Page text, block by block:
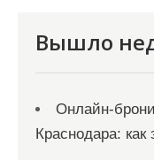
Вышло
Краснодара: как